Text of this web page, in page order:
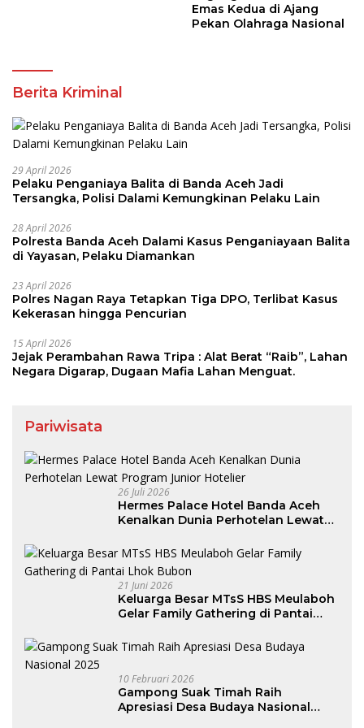
Emas Kedua di Ajang
Pekan Olahraga Nasional
Berita Kriminal
29 April 2026
Pelaku Penganiaya Balita di Banda Aceh Jadi
Tersangka, Polisi Dalami Kemungkinan Pelaku Lain
28 April 2026
Polresta Banda Aceh Dalami Kasus Penganiayaan Balita
di Yayasan, Pelaku Diamankan
23 April 2026
Polres Nagan Raya Tetapkan Tiga DPO, Terlibat Kasus
Kekerasan hingga Pencurian
15 April 2026
Jejak Perambahan Rawa Tripa : Alat Berat “Raib”, Lahan
Negara Digarap, Dugaan Mafia Lahan Menguat.
Pariwisata
26 Juli 2026
Hermes Palace Hotel Banda Aceh
Kenalkan Dunia Perhotelan Lewat
21 Juni 2026
Keluarga Besar MTsS HBS Meulaboh
Gelar Family Gathering di Pantai
10 Februari 2026
Gampong Suak Timah Raih
Apresiasi Desa Budaya Nasional